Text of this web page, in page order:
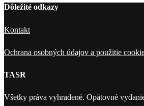
Dôležité odkazy
Kontakt
Ochrana osobných údajov a použitie
TASR
Všetky práva vyhradené. Opätovné